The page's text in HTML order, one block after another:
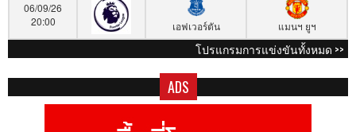
06/09/26
20:00
เอฟเวอร์ตัน แมนฯ ยูฯ
โปรแกรมการแข่งขันทั้งหมด >>
ADS